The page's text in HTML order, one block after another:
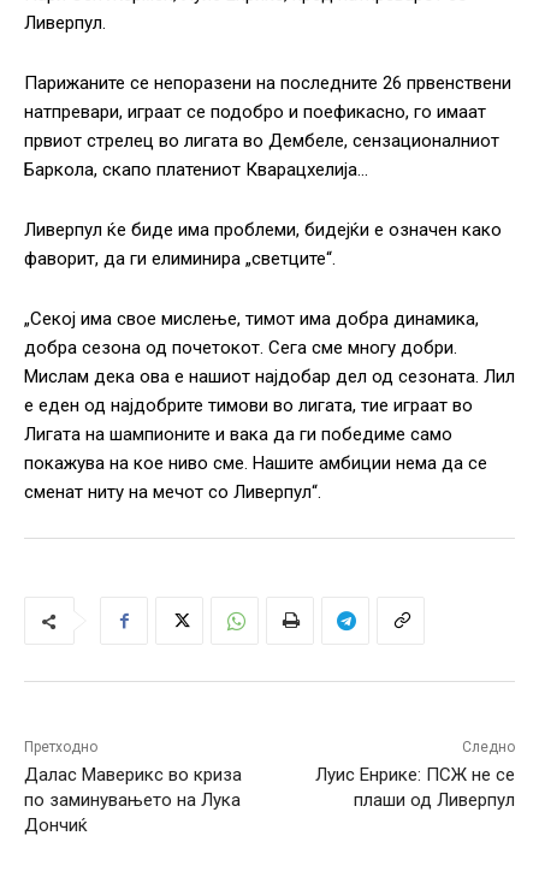
Ливерпул.
Парижаните се непоразени на последните 26 првенствени
натпревари, играат се подобро и поефикасно, го имаат
првиот стрелец во лигата во Дембеле, сензационалниот
Баркола, скапо платениот Кварацхелија…
Ливерпул ќе биде има проблеми, бидејќи е означен како
фаворит, да ги елиминира „светците“.
„Секој има свое мислење, тимот има добра динамика,
добра сезона од почетокот. Сега сме многу добри.
Мислам дека ова е нашиот најдобар дел од сезоната. Лил
е еден од најдобрите тимови во лигата, тие играат во
Лигата на шампионите и вака да ги победиме само
покажува на кое ниво сме. Нашите амбиции нема да се
сменат ниту на мечот со Ливерпул“.
Претходно
Далас Маверикс во криза
по заминувањето на Лука
Дончиќ
Следно
Луис Енрике: ПСЖ не се
плаши од Ливерпул